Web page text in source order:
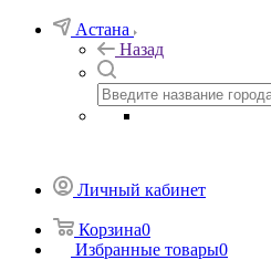
Астана
Назад
Личный кабинет
Корзина0
Избранные товары0